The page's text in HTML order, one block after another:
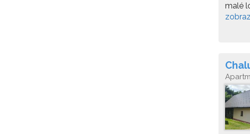
malé